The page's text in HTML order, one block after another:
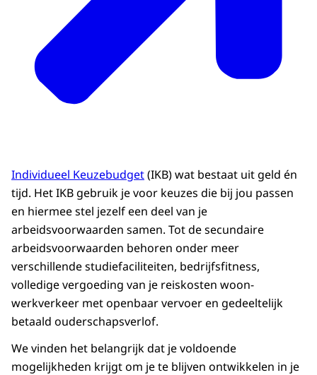
00:01:10:22 - 00:01:13:04
Ook impact maken op de maatschappij?
00:01:13:04 - 00:01:16:04
Kom eens praten en maak het verschil.
00:01:16:04 - 00:01:17:22
Op jou kunnen we rekenen.
Individueel Keuzebudget(IKB) wat bestaat uit geld én
tijd. Het IKB gebruik je voor keuzes die bij jou passen
en hiermee stel jezelf een deel van je
arbeidsvoorwaarden samen. Tot de secundaire
arbeidsvoorwaarden behoren onder meer
verschillende studiefaciliteiten, bedrijfsfitness,
volledige vergoeding van je reiskosten woon-
werkverkeer met openbaar vervoer en gedeeltelijk
betaald ouderschapsverlof.
We vinden het belangrijk dat je voldoende
mogelijkheden krijgt om je te blijven ontwikkelen in je